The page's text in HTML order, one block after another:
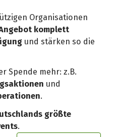
Organisationen
komplett
und stärken so die
Spende mehr: z.B.
und
.
größte
.